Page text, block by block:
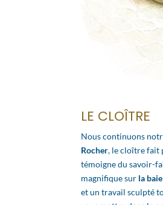
LE CLOÎTRE
Nous continuons
Rocher, le cloître fait
témoigne du savoir-
magnifique sur la
et un travail sculpté